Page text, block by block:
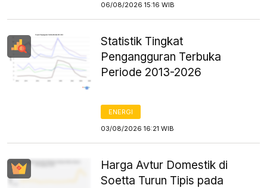
06/08/2026 15:16 WIB
Statistik Tingkat
Pengangguran Terbuka
Periode 2013-2026
ENERGI
03/08/2026 16:21 WIB
Harga Avtur Domestik di
Soetta Turun Tipis pada